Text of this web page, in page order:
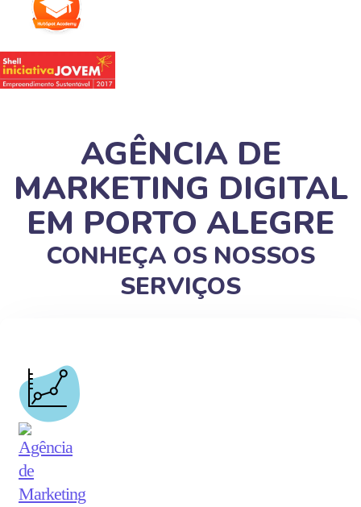
AGÊNCIA DE
MARKETING DIGITAL
EM PORTO ALEGRE
CONHEÇA OS NOSSOS
SERVIÇOS